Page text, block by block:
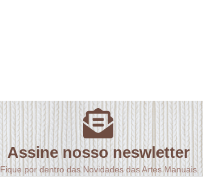
Assine nosso neswletter
Fique por dentro das Novidades das Artes Manuais